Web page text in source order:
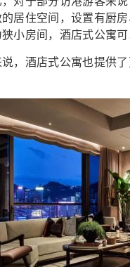
居住空间，设置有厨
小房间，酒店式公寓
，酒店式公寓也提供